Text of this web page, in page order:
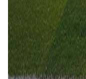
Oxford United
Leyton Orient
2
11 nov
2023
Leyton Orient